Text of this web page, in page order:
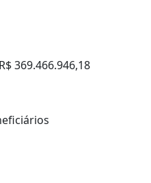
369.466.946,18